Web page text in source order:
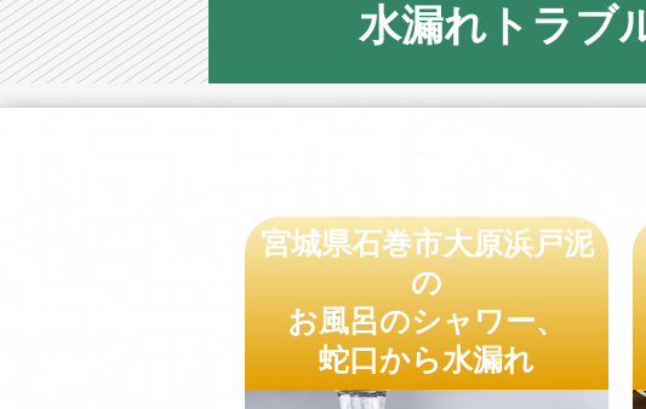
水漏れトラブ
宮城県石巻市大原浜戸泥
の
お風呂のシャワー、
蛇口から水漏れ